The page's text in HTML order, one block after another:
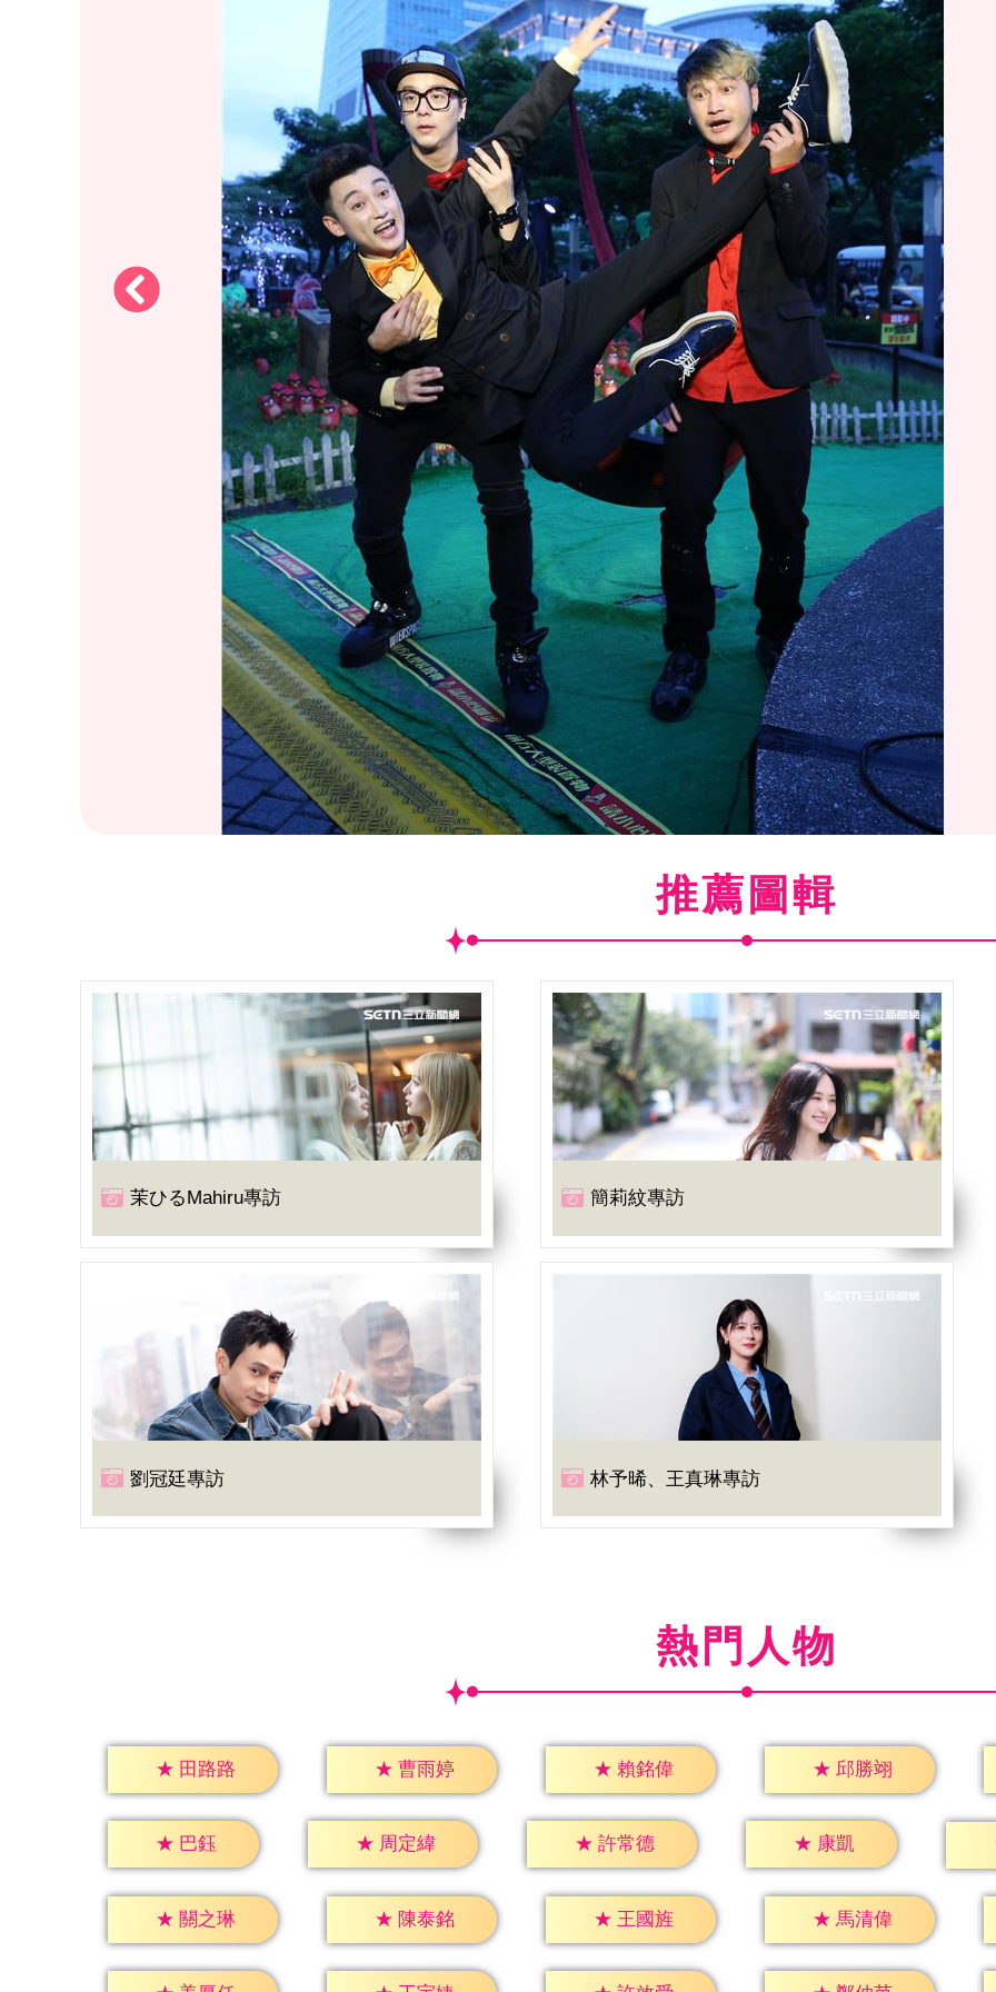
/14)CIRCUS林柏昇KID.黃尹宣EASON.廖人帥LEO出席憤怒鳥玩電影首映會大聊配
推薦圖輯
茉ひるMahiru專訪 簡莉紋專訪
劉冠廷專訪 林予晞、王真琳專訪
熱門人物
★ 田路路 ★ 曹雨婷 ★ 賴銘偉 ★ 邱勝翊
★ 巴鈺 ★ 周定緯 ★ 許常德 ★ 康凱
★ 關之琳 ★ 陳泰銘 ★ 王國旌 ★ 馬清偉